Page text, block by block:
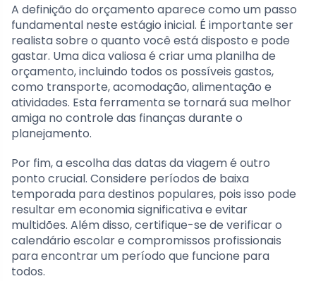
A definição do orçamento aparece como um passo
fundamental neste estágio inicial. É importante ser
realista sobre o quanto você está disposto e pode
gastar. Uma dica valiosa é criar uma planilha de
orçamento, incluindo todos os possíveis gastos,
como transporte, acomodação, alimentação e
atividades. Esta ferramenta se tornará sua melhor
amiga no controle das finanças durante o
planejamento.
Por fim, a escolha das datas da viagem é outro
ponto crucial. Considere períodos de baixa
temporada para destinos populares, pois isso pode
resultar em economia significativa e evitar
multidões. Além disso, certifique-se de verificar o
calendário escolar e compromissos profissionais
para encontrar um período que funcione para
todos.